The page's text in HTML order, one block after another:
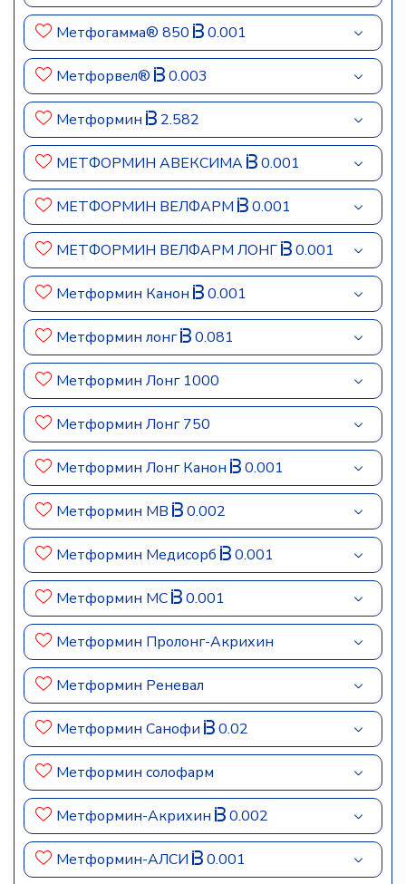
Метфогамма® 850 0.001
Метфорвел® 0.003
Метформин 2.582
МЕТФОРМИН АВЕКСИМА 0.001
МЕТФОРМИН ВЕЛФАРМ 0.001
МЕТФОРМИН ВЕЛФАРМ ЛОНГ 0.001
Метформин Канон 0.001
Метформин лонг 0.081
Метформин Лонг 1000
Метформин Лонг 750
Метформин Лонг Канон 0.001
Метформин МВ 0.002
Метформин Медисорб 0.001
Метформин МС 0.001
Метформин Пролонг-Акрихин
Метформин Реневал
Метформин Санофи 0.02
Метформин солофарм
Метформин-Акрихин 0.002
Метформин-АЛСИ 0.001